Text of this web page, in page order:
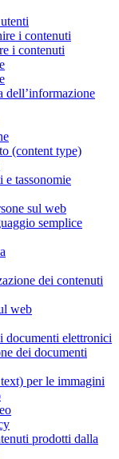
i contenuti
i contenuti
dell’informazione
(content type)
tassonomie
sul web
semplice
dei contenuti
web
documenti elettronici
dei documenti
per le immagini
prodotti dalla